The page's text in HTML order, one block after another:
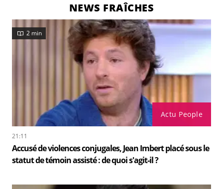
NEWS FRAÎCHES
Actu People
2 min
21:11
Accusé de violences conjugales, Jean Imbert placé sous le
statut de témoin assisté : de quoi s'agit-il ?